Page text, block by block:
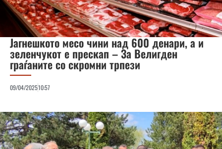
Јагнешкото месо чини над 600 денари, а и
зеленчукот е прескап – За Велигден
граѓаните со скромни трпези
09/04/202510:57